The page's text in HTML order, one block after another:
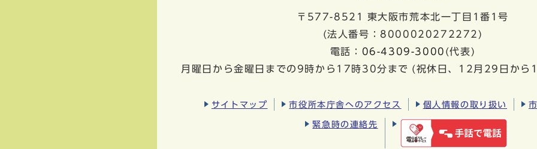
〒577-8521
東大阪市荒本北一丁目1番1号
(法人番号：8000020272272)
電話： 06-4309-3000 (代表)
月曜日から金曜日までの9時から17時30分まで (祝休日、12月29日から
サイトマップ 市役所本庁舎へのアクセス 個人情報の取り扱い
緊急時の連絡先